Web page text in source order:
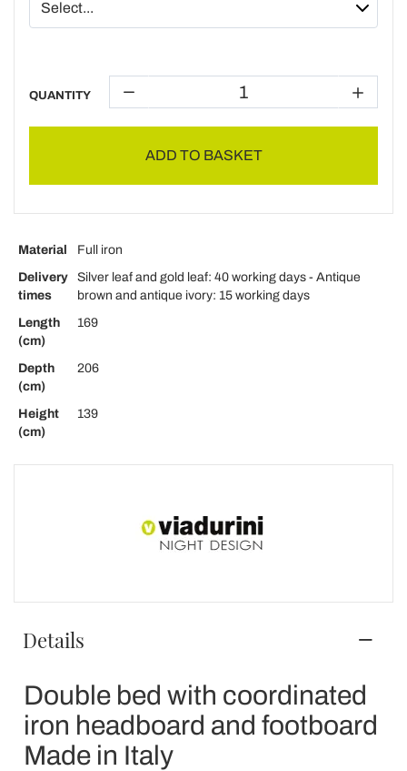
QUANTITY
ADD TO BASKET
Material
Full iron
Delivery
times
Silver leaf and gold leaf: 40 working days - Antique
brown and antique ivory: 15 working days
Length
(cm)
169
Depth
(cm)
206
Height
(cm)
139
Details
Double bed with coordinated
iron headboard and footboard
Made in Italy